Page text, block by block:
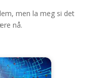
men la meg si det
nå.